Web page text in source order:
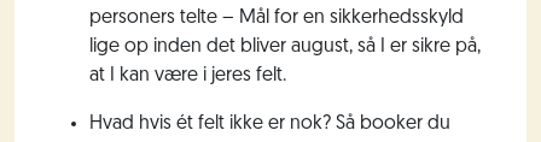
personers telte – Mål for en sikkerhedsskyld
lige op inden det bliver august, så I er sikre på,
at I kan være i jeres felt.
Hvad hvis ét felt ikke er nok? Så booker du